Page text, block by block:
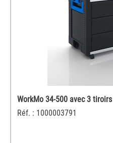
WorkMo 34-500 avec 3 tiroirs
Réf. : 1000003791